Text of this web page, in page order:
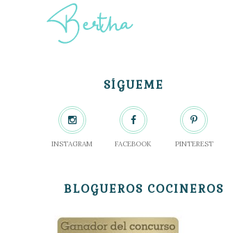
SÍGUEME
INSTAGRAM FACEBOOK PINTEREST
BLOGUEROS COCINEROS